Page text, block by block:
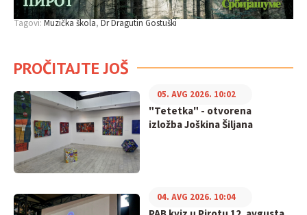
Tagovi:Muzička škola Dr Dragutin Gostuški
PROČITAJTE JOŠ
"Tetetka" - otvorena
izložba Joškina Šiljana
05. AVG 2026. 10:02
04. AVG 2026. 10:04